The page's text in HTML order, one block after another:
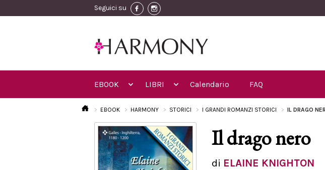
Seguici su
EBOOK LIBRI Calendario FAQ
EBOOK HARMONY STORICI I GRANDI ROMANZI STORICI IL DRAGO
Il drago nero
di ELAINE KNIGHTON